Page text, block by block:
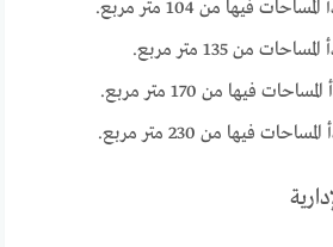
فيها من 104 متر مربع.
من 135 متر مربع.